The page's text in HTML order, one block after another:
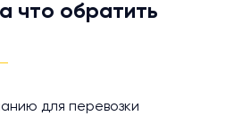
что обратить
для перевозки